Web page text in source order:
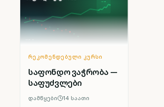
ᲠᲔᲙᲝᲛᲔᲜᲓᲔᲑᲣᲚᲘ ᲙᲣᲠᲡᲘ
საფონდო ვაჭრობა —
საფუძვლები
დამწყები 14 საათი